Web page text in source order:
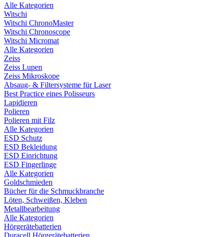
Alle Kategorien
Witschi
Witschi ChronoMaster
Witschi Chronoscope
Witschi Micromat
Alle Kategorien
Zeiss
Zeiss Lupen
Zeiss Mikroskope
Absaug- & Filtersysteme für Laser
Best Practice eines Polisseurs
Lapidieren
Polieren
Polieren mit Filz
Alle Kategorien
ESD Schutz
ESD Bekleidung
ESD Einrichtung
ESD Fingerlinge
Alle Kategorien
Goldschmieden
Bücher für die Schmuckbranche
Löten, Schweißen, Kleben
Metallbearbeitung
Alle Kategorien
Hörgerätebatterien
Duracell Hörgerätebatterien